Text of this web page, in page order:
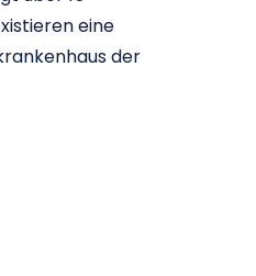
eine
der